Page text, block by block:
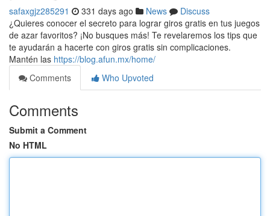
safaxgjz285291 331 days ago News
Discuss
¿Quieres conocer el secreto para lograr giros gratis en tus juegos
de azar favoritos? ¡No busques más! Te revelaremos los tips que
te ayudarán a hacerte con giros gratis sin complicaciones.
Mantén las https://blog.afun.mx/home/
Comments
Who Upvoted
Comments
Submit a Comment
No HTML